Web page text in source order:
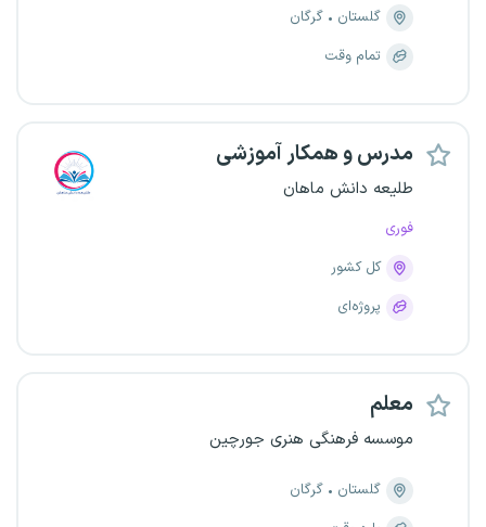
گلستان
گرگان
تمام وقت
مدرس و همکار آموزشی
طلیعه دانش ماهان
فوری
کل کشور
پروژه‌ای
معلم
موسسه فرهنگی هنری جورچین
گلستان
گرگان